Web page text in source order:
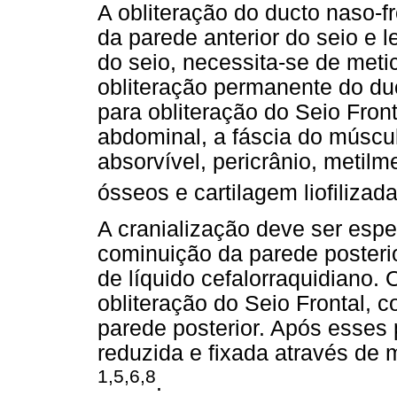
A obliteração do ducto naso-
da parede anterior do seio e
do seio, necessita-se de
obliteração permanente do
para obliteração do Seio
abdominal, a fáscia do
absorvível, pericrânio,
ósseos e cartilagem liofilizada
A cranialização deve ser
cominuição da parede
de líquido cefalorraquidiano.
obliteração do Seio Frontal,
parede posterior. Após
reduzida e fixada através de
1,5,6,8.